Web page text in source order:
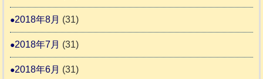
2018年8月 (31)
2018年7月 (31)
2018年6月 (31)